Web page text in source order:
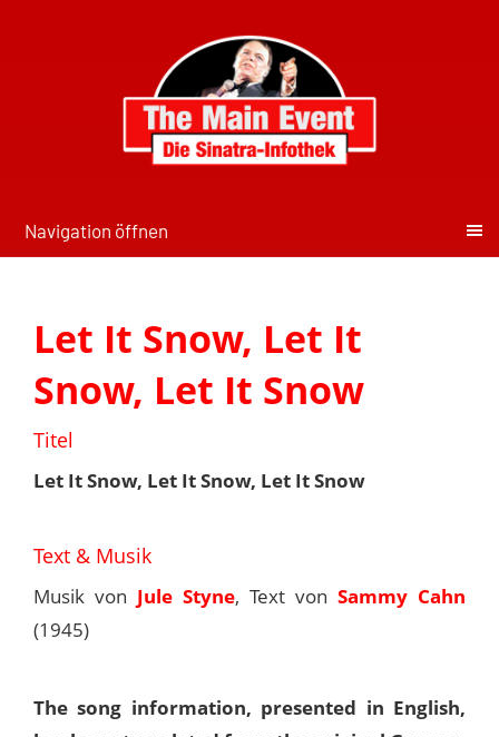
Navigation öffnen
Let It Snow, Let It
Snow, Let It Snow
Titel
Let It Snow, Let It Snow, Let It Snow
Text & Musik
Musik von Jule Styne, Text von Sammy Cahn
(1945)
The song information, presented in English,